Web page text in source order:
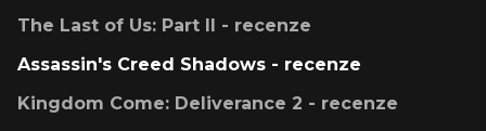
The Last of Us: Part II - recenze
Assassin's Creed Shadows - recenze
Kingdom Come: Deliverance 2 - recenze